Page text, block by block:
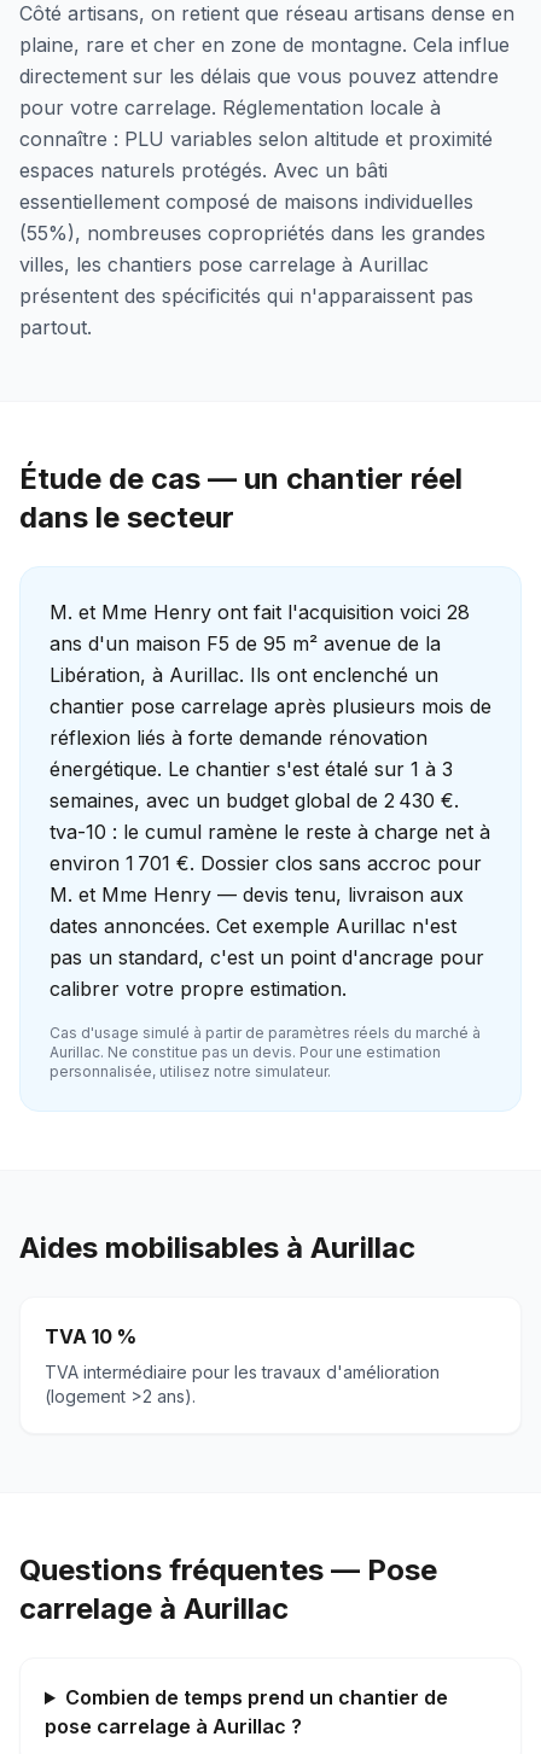
Côté artisans, on retient que réseau artisans dense en
plaine, rare et cher en zone de montagne. Cela influe
directement sur les délais que vous pouvez attendre
pour votre carrelage. Réglementation locale à
connaître : PLU variables selon altitude et proximité
espaces naturels protégés. Avec un bâti
essentiellement composé de maisons individuelles
(55%), nombreuses copropriétés dans les grandes
villes, les chantiers pose carrelage à Aurillac
présentent des spécificités qui n'apparaissent pas
partout.
Étude de cas — un chantier réel
dans le secteur
M. et Mme Henry ont fait l'acquisition voici 28
ans d'un maison F5 de 95 m² avenue de la
Libération, à Aurillac. Ils ont enclenché un
chantier pose carrelage après plusieurs mois de
réflexion liés à forte demande rénovation
énergétique. Le chantier s'est étalé sur 1 à 3
semaines, avec un budget global de 2 430 €.
tva-10 : le cumul ramène le reste à charge net à
environ 1 701 €. Dossier clos sans accroc pour
M. et Mme Henry — devis tenu, livraison aux
dates annoncées. Cet exemple Aurillac n'est
pas un standard, c'est un point d'ancrage pour
calibrer votre propre estimation.
Cas d'usage simulé à partir de paramètres réels du marché à
Aurillac. Ne constitue pas un devis. Pour une estimation
personnalisée, utilisez notre simulateur.
Aides mobilisables à Aurillac
TVA 10 %
TVA intermédiaire pour les travaux d'amélioration
(logement >2 ans).
Questions fréquentes — Pose
carrelage à Aurillac
Combien de temps prend un chantier de
pose carrelage à Aurillac ?